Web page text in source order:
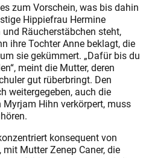
zum Vorschein, was bis dahin
Hippiefrau Hermine
Räucherstäbchen steht,
ihre Tochter Anne beklagt, die
sie gekümmert. „Dafür bis du
meint die Mutter, deren
gut rüberbringt. Den
weitergegeben, auch die
Hihn verkörpert, muss
konsequent von
Mutter Zenep Caner, die